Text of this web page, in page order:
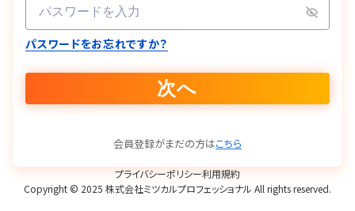
パスワードをお忘れですか？
次へ
会員登録がまだの方はこちら
Copyright © 2025 株式会社ミツカルプロフェッショナル All rights reserved.
プライバシーポリシー利用規約